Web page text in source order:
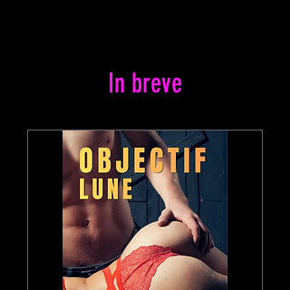
In breve